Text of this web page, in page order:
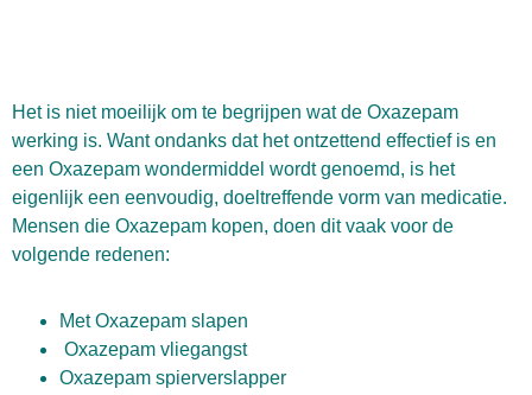
Het is niet moeilijk om te begrijpen wat de Oxazepam
werking is. Want ondanks dat het ontzettend effectief is en
een Oxazepam wondermiddel wordt genoemd, is het
eigenlijk een eenvoudig, doeltreffende vorm van medicatie.
Mensen die Oxazepam kopen, doen dit vaak voor de
volgende redenen:
Met Oxazepam slapen
Oxazepam vliegangst
Oxazepam spierverslapper